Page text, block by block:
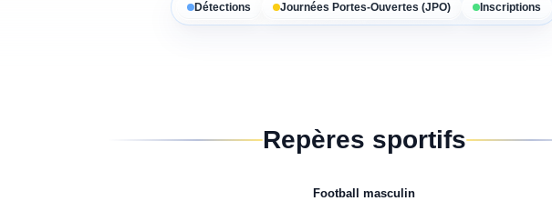
Détections Journées Portes-Ouvertes (JPO) Inscriptions
Repères sportifs
Football masculin